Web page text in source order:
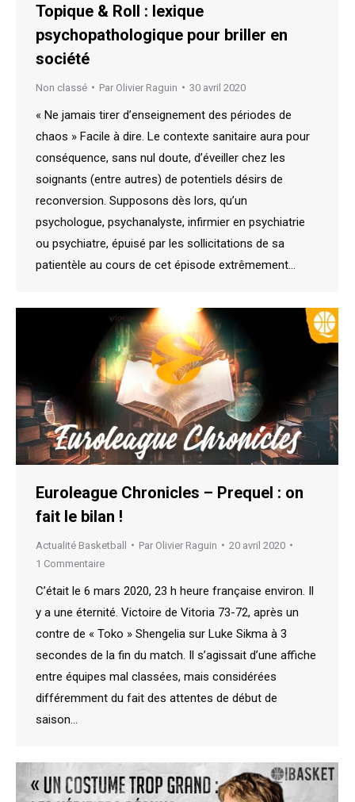
Topique & Roll : lexique
psychopathologique pour briller en
société
Non classé Par Olivier Raguin 30 avril 2020
« Ne jamais tirer d’enseignement des périodes de
chaos » Facile à dire. Le contexte sanitaire aura pour
conséquence, sans nul doute, d’éveiller chez les
soignants (entre autres) de potentiels désirs de
reconversion. Supposons dès lors, qu’un
psychologue, psychanalyste, infirmier en psychiatrie
ou psychiatre, épuisé par les sollicitations de sa
patientèle au cours de cet épisode extrêmement…
Euroleague Chronicles – Prequel : on
fait le bilan !
Actualité Basketball Par Olivier Raguin
20 avril 2020
1 Commentaire
C’était le 6 mars 2020, 23 h heure française environ. Il
y a une éternité. Victoire de Vitoria 73-72, après un
contre de « Toko » Shengelia sur Luke Sikma à 3
secondes de la fin du match. Il s’agissait d’une affiche
entre équipes mal classées, mais considérées
différemment du fait des attentes de début de
saison…